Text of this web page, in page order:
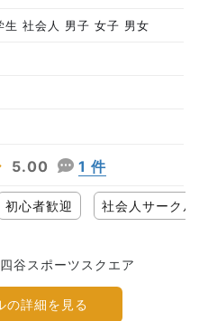
生 社会人 男子 女子 男女
5.00 1 件
初心者歓迎 社会人サークル
谷スポーツスクエア
の詳細を見る